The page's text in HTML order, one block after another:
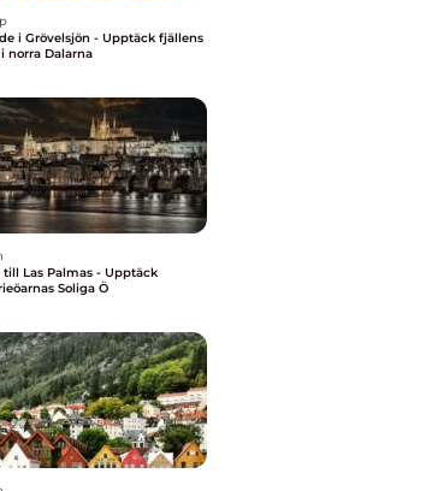
i Grövelsjön - Upptäck fjällens
norra Dalarna
till Las Palmas - Upptäck
Soliga Ö